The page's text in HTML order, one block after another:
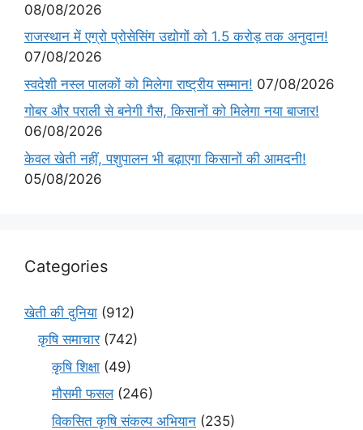
08/08/2026
राजस्थान में एग्रो प्रोसेसिंग उद्योगों को 1.5 करोड़ तक अनुदान!
07/08/2026
स्वदेशी नस्ल पालकों को मिलेगा राष्ट्रीय सम्मान! 07/08/2026
गोबर और पराली से बनेगी गैस, किसानों को मिलेगा नया बाजार!
06/08/2026
केवल खेती नहीं, पशुपालन भी बढ़ाएगा किसानों की आमदनी!
05/08/2026
Categories
खेती की दुनिया (912)
कृषि समाचार(742)
कृषि शिक्षा (49)
मौसमी फसल(246)
विकसित कृषि संकल्प अभियान (235)